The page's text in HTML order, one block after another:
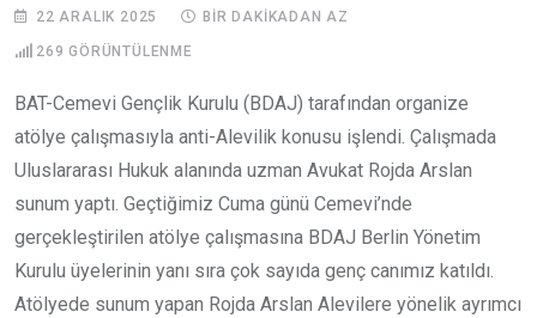
22 ARALIK 2025 BIR DAKIKADAN AZ
269 GÖRÜNTÜLENME
BAT-Cemevi Gençlik Kurulu (BDAJ) tarafından organize
atölye çalışmasıyla anti-Alevilik konusu işlendi. Çalışmada
Uluslararası Hukuk alanında uzman Avukat Rojda Arslan
sunum yaptı. Geçtiğimiz Cuma günü Cemevi’nde
gerçekleştirilen atölye çalışmasına BDAJ Berlin Yönetim
Kurulu üyelerinin yanı sıra çok sayıda genç canımız katıldı.
Atölyede sunum yapan Rojda Arslan Alevilere yönelik ayrımcı